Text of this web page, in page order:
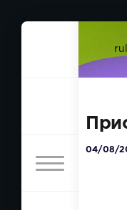
04/08/